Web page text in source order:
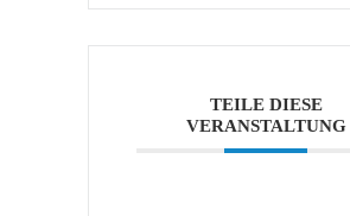
TEILE DIESE
VERANSTALTUNG